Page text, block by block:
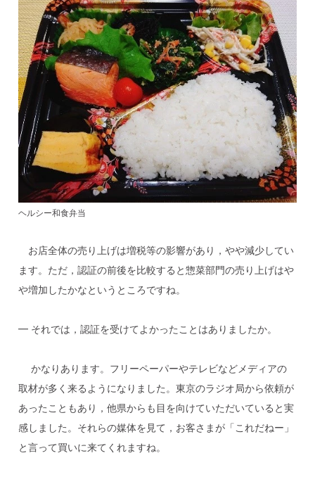
ヘルシー和食弁当
お店全体の売り上げは増税等の影響があり，やや減少してい
ます。ただ，認証の前後を比較すると惣菜部門の売り上げはや
や増加したかなというところですね。
━ それでは，認証を受けてよかったことはありましたか。
かなりあります。フリーペーパーやテレビなどメディアの
取材が多く来るようになりました。東京のラジオ局から依頼が
あったこともあり，他県からも目を向けていただいていると実
感しました。それらの媒体を見て，お客さまが「これだねー」
と言って買いに来てくれますね。